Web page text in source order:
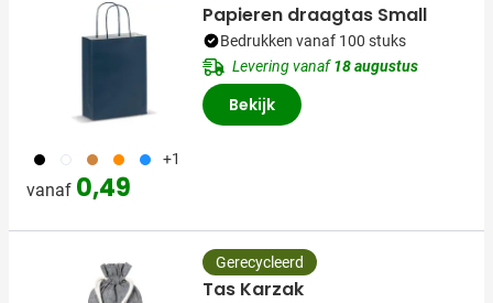
001 002 090 007 018 +1
vanaf 0,49
Papieren draagtas Small
Bedrukken vanaf 100 stuks
Levering vanaf18 augustus
Bekijk
Gerecycleerd
Tas Karzak